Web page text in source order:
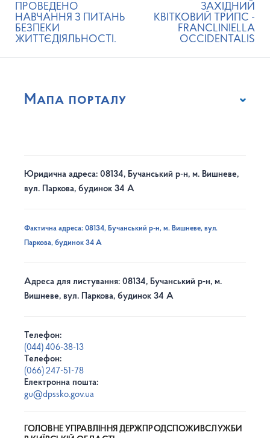
ПРОВЕДЕНО
НАВЧАННЯ З ПИТАНЬ
БЕЗПЕКИ
ЖИТТЄДІЯЛЬНОСТІ.
ЗАХІДНИЙ
КВІТКОВИЙ ТРИПС -
FRANCLINIELLA
OCCIDENTALIS
Мапа порталу
Юридична адреса: 08134, Бучанський р-н, м. Вишневе,
вул. Паркова, будинок 34 А
Фактична адреса: 08134, Бучанський р-н, м. Вишневе, вул.
Паркова, будинок 34 А
Адреса для листування: 08134, Бучанський р-н, м.
Вишневе, вул. Паркова, будинок 34 А
Телефон:
(044) 406-38-13
Телефон:
(066) 247-51-78
Електронна пошта:
gu@dpssko.gov.ua
ГОЛОВНЕ УПРАВЛІННЯ ДЕРЖПРОДСПОЖИВСЛУЖБИ